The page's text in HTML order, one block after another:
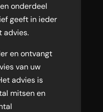
onderdeel
geeft in ieder
advies.
en ontvangt
van uw
advies is
mitsen en